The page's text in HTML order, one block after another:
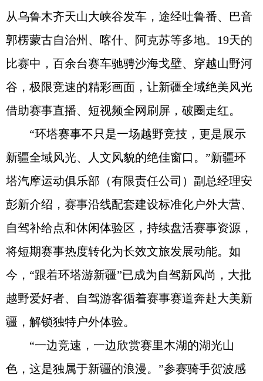
从乌鲁木齐天山大峡谷发车，途经吐鲁番、巴音
郭楞蒙古自治州、喀什、阿克苏等多地。19天的
比赛中，百余台赛车驰骋沙海戈壁、穿越山野河
谷，极限竞速的精彩画面，让新疆全域绝美风光
借助赛事直播、短视频全网刷屏，破圈走红。
“环塔赛事不只是一场越野竞技，更是展示
新疆全域风光、人文风貌的绝佳窗口。”新疆环
塔汽摩运动俱乐部（有限责任公司）副总经理安
彭新介绍，赛事沿线配套建设标准化户外大营、
自驾补给点和休闲体验区，持续盘活赛事资源，
将短期赛事热度转化为长效文旅发展动能。如
今，“跟着环塔游新疆”已成为自驾新风尚，大批
越野爱好者、自驾游客循着赛事赛道奔赴大美新
疆，解锁独特户外体验。
“一边竞速，一边欣赏赛里木湖的湖光山
色，这是独属于新疆的浪漫。”参赛骑手贺波感